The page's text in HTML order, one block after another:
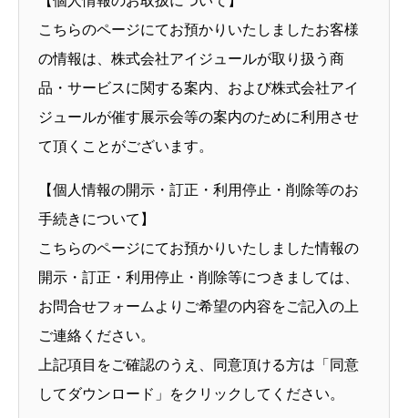
こちらのページにてお預かりいたしましたお客様
の情報は、株式会社アイジュールが取り扱う商
品・サービスに関する案内、および株式会社アイ
ジュールが催す展示会等の案内のために利用させ
て頂くことがございます。
【個人情報の開示・訂正・利用停止・削除等のお
手続きについて】
こちらのページにてお預かりいたしました情報の
開示・訂正・利用停止・削除等につきましては、
お問合せフォームよりご希望の内容をご記入の上
ご連絡ください。
上記項目をご確認のうえ、同意頂ける方は「同意
してダウンロード」をクリックしてください。